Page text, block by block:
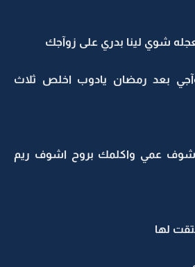
شوي لينا بدري على زوآجك
بعد رمضان يادوب اخلص ثلاث
اشوف عمي واكلمك بروح اشوف ريم
لها